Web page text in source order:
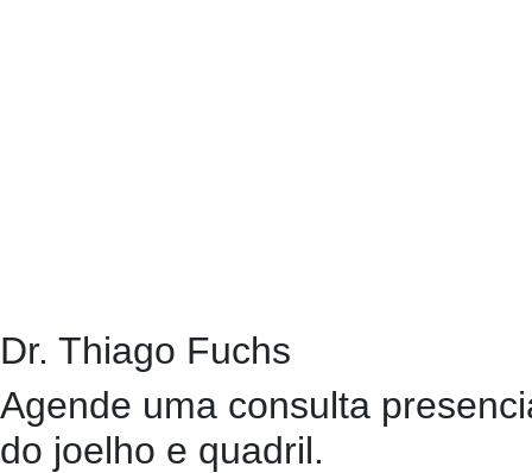
Dr. Thiago Fuchs
Agende uma consulta
do joelho e quadril.